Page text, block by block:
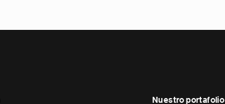
Nuestro portafolio